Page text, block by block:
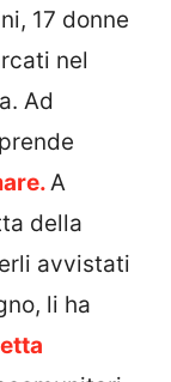
17 donne
nel
Ad
A
della
avvistati
li ha